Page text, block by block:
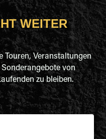
WEITER
Touren, Veranstaltungen
von
zu bleiben.